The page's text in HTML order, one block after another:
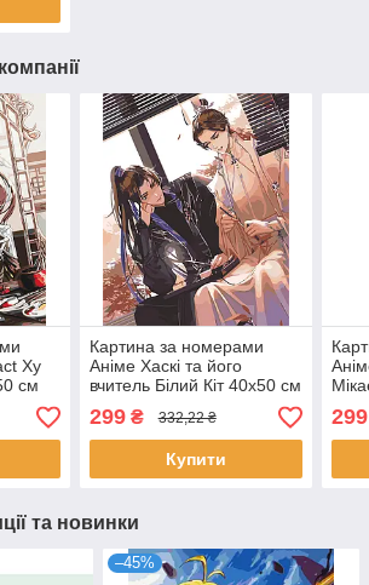
Ху
см
Картина за номерами
Аніме Хаскі та його
вчитель Білий Кіт 40x50 см
Орігамі (LW3184)
299₴ 332,22 ₴
Купити
299
та новинки
–45%